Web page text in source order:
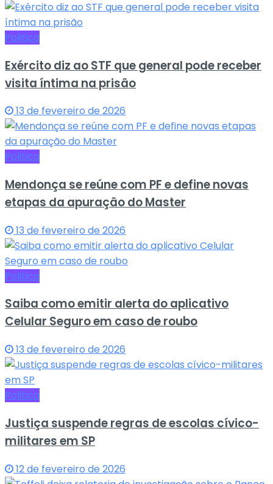
Politica
Exército diz ao STF que general pode receber
visita íntima na prisão
13 de fevereiro de 2026
Politica
Mendonça se reúne com PF e define novas
etapas da apuração do Master
13 de fevereiro de 2026
Politica
Saiba como emitir alerta do aplicativo
Celular Seguro em caso de roubo
13 de fevereiro de 2026
Politica
Justiça suspende regras de escolas cívico-
militares em SP
12 de fevereiro de 2026